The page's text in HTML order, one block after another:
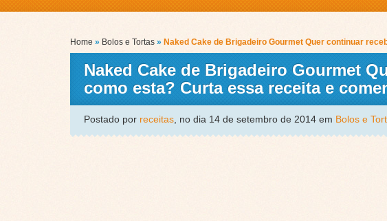
Home » Bolos e Tortas » Naked Cake de Brigadeiro Gourmet Quer continuar
Naked Cake de Brigadeiro Gourmet
como esta? Curta essa receita e
Postado por receitas , no dia 14 de setembro de 2014 em Bolos e